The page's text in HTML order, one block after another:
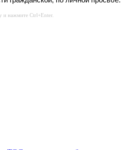
и нажмите Ctrl+Enter.